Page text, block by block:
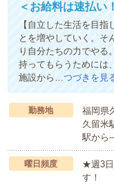
＜お給料は速払い
【自立した生活を目
とを増やしていく。そ
り自分たちの力でやる
持ってもらうためには
施設から…つづきを見
勤務地
福岡県
久留米
駅から
曜日頻度
★週3日
す！